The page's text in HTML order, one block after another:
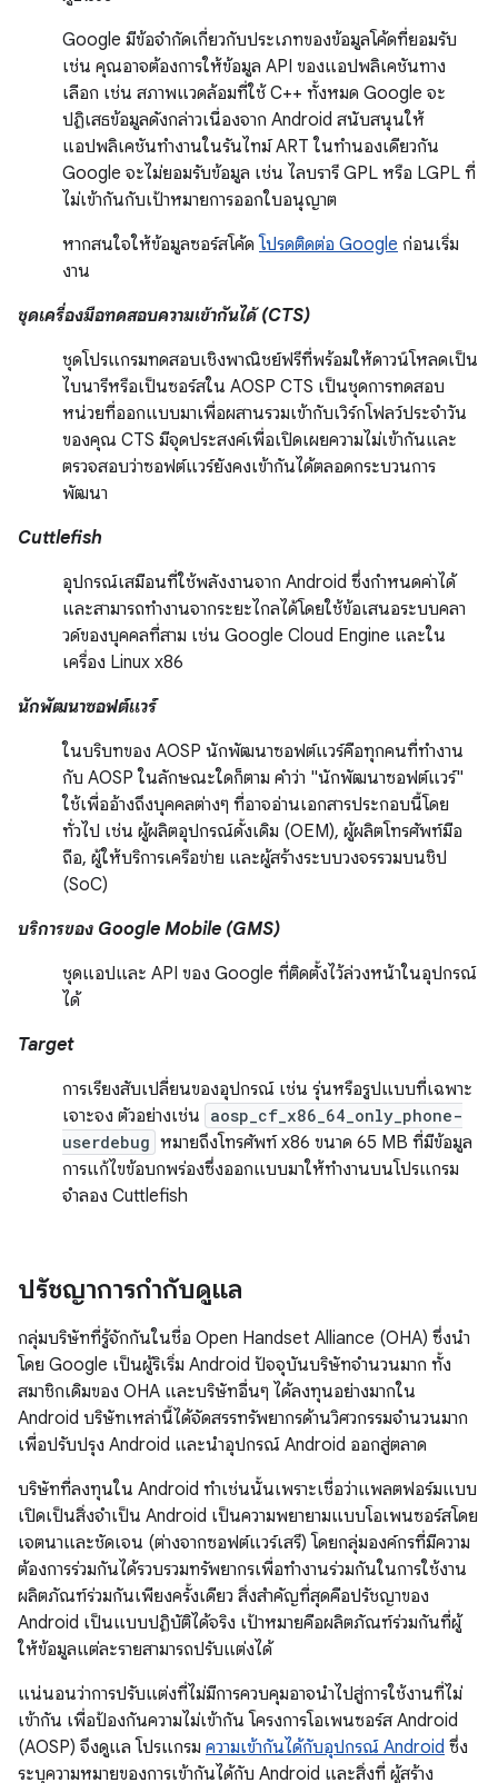
Google มีข้อจำกัดเกี่ยวกับประเภทของข้อมูลโค้ดที่ยอมรับ
เช่น คุณอาจต้องการให้ข้อมูล API ของแอปพลิเคชันทาง
เลือก เช่น สภาพแวดล้อมที่ใช้ C++ ทั้งหมด Google จะ
ปฏิเสธข้อมูลดังกล่าวเนื่องจาก Android สนับสนุนให้
แอปพลิเคชันทำงานในรันไทม์ ART ในทำนองเดียวกัน
Google จะไม่ยอมรับข้อมูล เช่น ไลบรารี GPL หรือ LGPL ที่
ไม่เข้ากันกับเป้าหมายการออกใบอนุญาต
หากสนใจให้ข้อมูลซอร์สโค้ด โปรดติดต่อ Google ก่อนเริ่ม
งาน
ชุดเครื่องมือทดสอบความเข้ากันได้ (CTS)
ชุดโปรแกรมทดสอบเชิงพาณิชย์ฟรีที่พร้อมให้ดาวน์โหลดเป็น
ไบนารีหรือเป็นซอร์สใน AOSP CTS เป็นชุดการทดสอบ
หน่วยที่ออกแบบมาเพื่อผสานรวมเข้ากับเวิร์กโฟลว์ประจำวัน
ของคุณ CTS มีจุดประสงค์เพื่อเปิดเผยความไม่เข้ากันและ
ตรวจสอบว่าซอฟต์แวร์ยังคงเข้ากันได้ตลอดกระบวนการ
พัฒนา
Cuttlefish
อุปกรณ์เสมือนที่ใช้พลังงานจาก Android ซึ่งกำหนดค่าได้
และสามารถทำงานจากระยะไกลได้โดยใช้ข้อเสนอระบบคลา
วด์ของบุคคลที่สาม เช่น Google Cloud Engine และใน
เครื่อง Linux x86
นักพัฒนาซอฟต์แวร์
ในบริบทของ AOSP นักพัฒนาซอฟต์แวร์คือทุกคนที่ทำงาน
กับ AOSP ในลักษณะใดก็ตาม คำว่า "นักพัฒนาซอฟต์แวร์"
ใช้เพื่ออ้างถึงบุคคลต่างๆ ที่อาจอ่านเอกสารประกอบนี้โดย
ทั่วไป เช่น ผู้ผลิตอุปกรณ์ดั้งเดิม (OEM), ผู้ผลิตโทรศัพท์มือ
ถือ, ผู้ให้บริการเครือข่าย และผู้สร้างระบบวงจรรวมบนชิป
(SoC)
บริการของ Google Mobile (GMS)
ชุดแอปและ API ของ Google ที่ติดตั้งไว้ล่วงหน้าในอุปกรณ์
ได้
Target
การเรียงสับเปลี่ยนของอุปกรณ์ เช่น รุ่นหรือรูปแบบที่เฉพาะ
เจาะจง ตัวอย่างเช่น aosp_cf_x86_64_only_phone-
userdebug หมายถึงโทรศัพท์ x86 ขนาด 65 MB ที่มีข้อมูล
การแก้ไขข้อบกพร่องซึ่งออกแบบมาให้ทำงานบนโปรแกรม
จำลอง Cuttlefish
ปรัชญาการกำกับดูแล
กลุ่มบริษัทที่รู้จักกันในชื่อ Open Handset Alliance (OHA) ซึ่งนำ
โดย Google เป็นผู้ริเริ่ม Android ปัจจุบันบริษัทจำนวนมาก ทั้ง
สมาชิกเดิมของ OHA และบริษัทอื่นๆ ได้ลงทุนอย่างมากใน
Android บริษัทเหล่านี้ได้จัดสรรทรัพยากรด้านวิศวกรรมจำนวนมาก
เพื่อปรับปรุง Android และนำอุปกรณ์ Android ออกสู่ตลาด
บริษัทที่ลงทุนใน Android ทำเช่นนั้นเพราะเชื่อว่าแพลตฟอร์มแบบ
เปิดเป็นสิ่งจำเป็น Android เป็นความพยายามแบบโอเพนซอร์สโดย
เจตนาและชัดเจน (ต่างจากซอฟต์แวร์เสรี) โดยกลุ่มองค์กรที่มีความ
ต้องการร่วมกันได้รวบรวมทรัพยากรเพื่อทำงานร่วมกันในการใช้งาน
ผลิตภัณฑ์ร่วมกันเพียงครั้งเดียว สิ่งสำคัญที่สุดคือปรัชญาของ
Android เป็นแบบปฏิบัติได้จริง เป้าหมายคือผลิตภัณฑ์ร่วมกันที่ผู้
ให้ข้อมูลแต่ละรายสามารถปรับแต่งได้
แน่นอนว่าการปรับแต่งที่ไม่มีการควบคุมอาจนำไปสู่การใช้งานที่ไม่
เข้ากัน เพื่อป้องกันความไม่เข้ากัน โครงการโอเพนซอร์ส Android
(AOSP) จึงดูแล โปรแกรม ความเข้ากันได้กับอุปกรณ์ Android ซึ่ง
ระบุความหมายของการเข้ากันได้กับ Android และสิ่งที่ ผู้สร้าง